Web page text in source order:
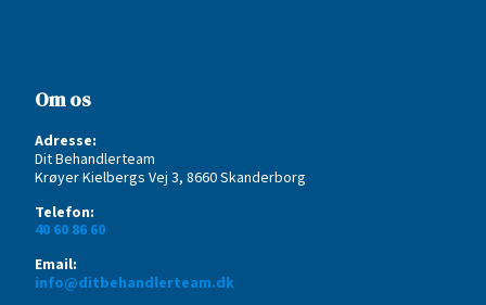
Om os
Adresse:
Dit Behandlerteam
Krøyer Kielbergs Vej 3, 8660 Skanderborg
Telefon:
40 60 86 60
Email:
info@ditbehandlerteam.dk